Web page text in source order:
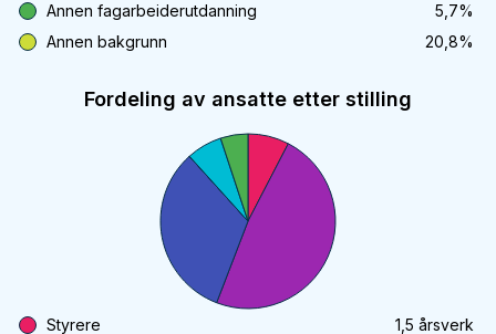
Annen fagarbeiderutdanning
5,7%
Annen bakgrunn
20,8%
Fordeling av ansatte etter stilling
Styrere 1,5 årsverk